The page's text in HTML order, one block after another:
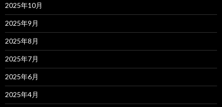
2025年10月
2025年9月
2025年8月
2025年7月
2025年6月
2025年4月